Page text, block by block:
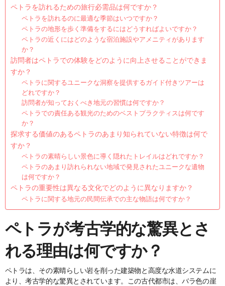
ペトラを訪れるための旅行必需品は何ですか？
ペトラを訪れるのに最適な季節はいつですか？
ペトラの地形を歩く準備をするにはどうすればよいですか？
ペトラの近くにはどのような宿泊施設やアメニティがあります
か？
訪問者はペトラでの体験をどのように向上させることができま
すか？
ペトラに関するユニークな洞察を提供するガイド付きツアーは
どれですか？
訪問者が知っておくべき地元の習慣は何ですか？
ペトラでの責任ある観光のためのベストプラクティスは何です
か？
探求する価値のあるペトラのあまり知られていない特徴は何で
すか？
ペトラの素晴らしい景色に導く隠れたトレイルはどれですか？
ペトラのあまり訪れられない地域で発見されたユニークな遺物
は何ですか？
ペトラの重要性は異なる文化でどのように異なりますか？
ペトラに関する地元の民間伝承での主な物語は何ですか？
ペトラが考古学的な驚異とさ
れる理由は何ですか？
ペトラは、その素晴らしい岩を削った建築物と高度な水道システムに
より、考古学的な驚異とされています。この古代都市は、バラ色の崖